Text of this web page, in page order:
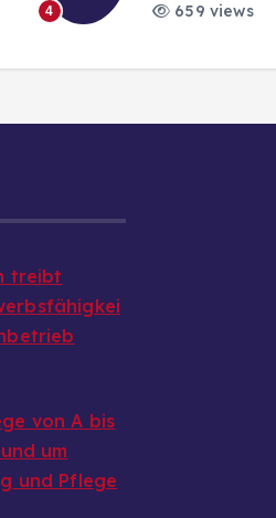
4
659 views
treibt
von A bis
um
und Pflege